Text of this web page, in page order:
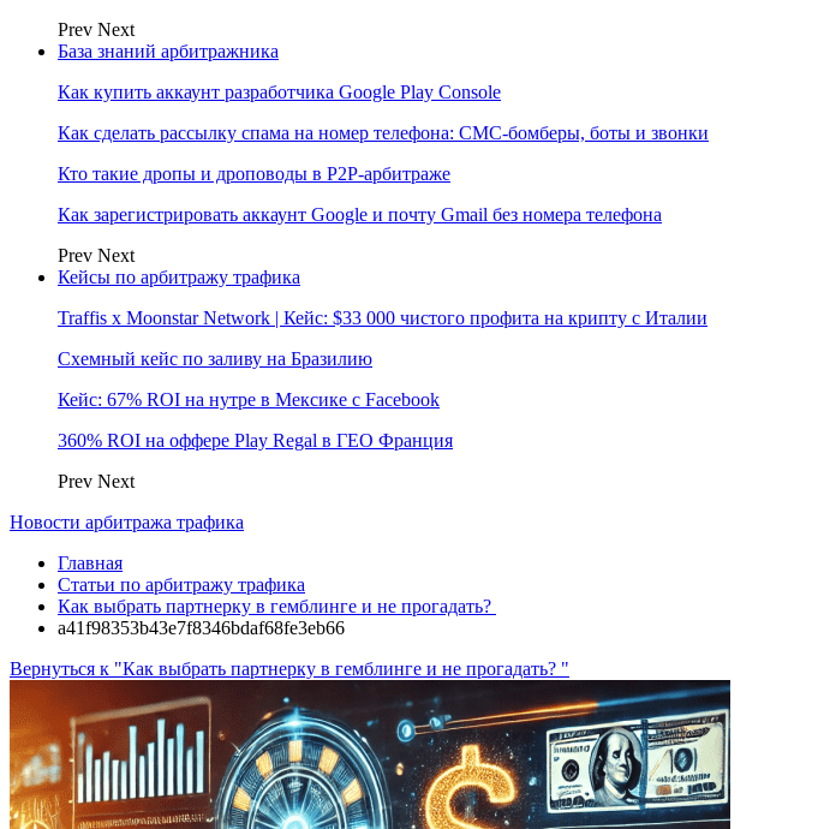
Prev Next
База знаний арбитражника
Как купить аккаунт разработчика Google Play Console
Как сделать рассылку спама на номер телефона: СМС-бомберы, боты и звонки
Кто такие дропы и дроповоды в P2P-арбитраже
Как зарегистрировать аккаунт Google и почту Gmail без номера телефона
Prev Next
Кейсы по арбитражу трафика
Traffis x Moonstar Network | Кейс: $33 000 чистого профита на крипту с Италии
Схемный кейс по заливу на Бразилию
Кейс: 67% ROI на нутре в Мексике с Facebook
360% ROI на оффере Play Regal в ГЕО Франция
Prev Next
Новости арбитража трафика
Главная
Статьи по арбитражу трафика
Как выбрать партнерку в гемблинге и не прогадать?
a41f98353b43e7f8346bdaf68fe3eb66
Вернуться к "Как выбрать партнерку в гемблинге и не прогадать? "